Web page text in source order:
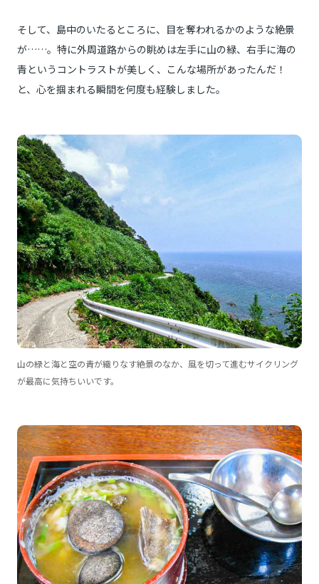
そして、島中のいたるところに、目を奪われるかのような絶景
が……。特に外周道路からの眺めは左手に山の緑、右手に海の
青というコントラストが美しく、こんな場所があったんだ！
と、心を掴まれる瞬間を何度も経験しました。
山の緑と海と空の青が織りなす絶景のなか、風を切って進むサイクリング
が最高に気持ちいいです。